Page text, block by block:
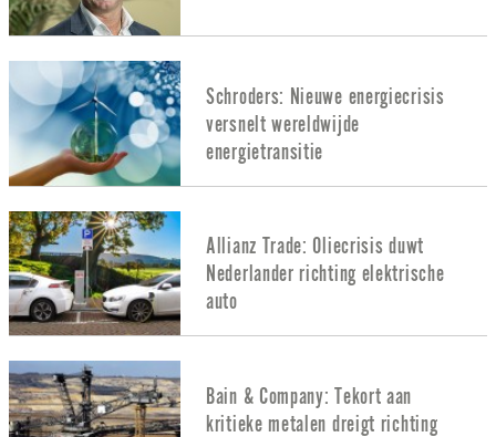
Schroders: Nieuwe energiecrisis
versnelt wereldwijde
energietransitie
Allianz Trade: Oliecrisis duwt
Nederlander richting elektrische
auto
Bain & Company: Tekort aan
kritieke metalen dreigt richting